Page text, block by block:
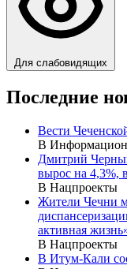
Для слабовидящих
Последние
Вести
В
Дмитрий
вырос на 4,3%,
В Нацпроекты
Жители Чечни
активная
В Нацпроекты
В Итум-Кали